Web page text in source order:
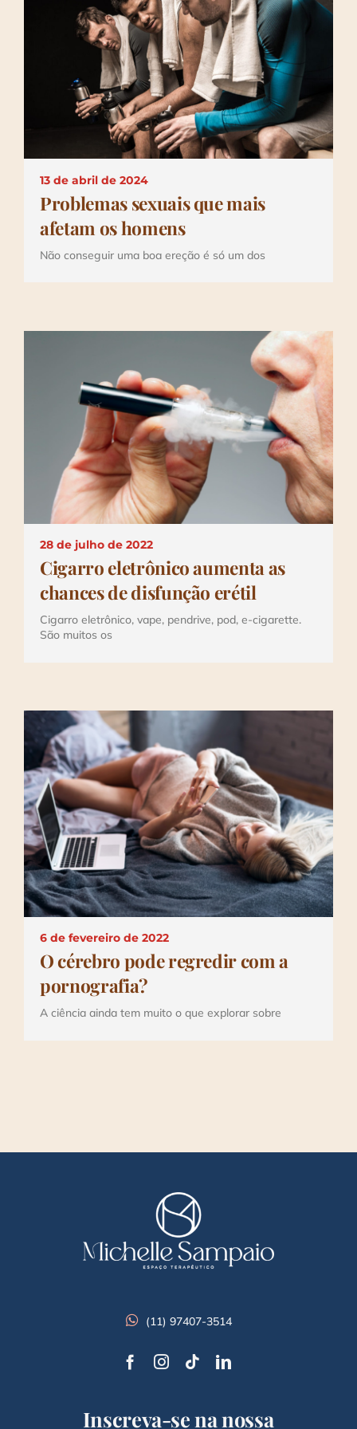
Depoimentos
13 de abril de 2024
Problemas sexuais que mais
afetam os homens
Não conseguir uma boa ereção é só um dos
28 de julho de 2022
Cigarro eletrônico aumenta as
chances de disfunção erétil
Cigarro eletrônico, vape, pendrive, pod, e-cigarette.
São muitos os
6 de fevereiro de 2022
O cérebro pode regredir com a
pornografia?
A ciência ainda tem muito o que explorar sobre
(11) 97407-3514
Inscreva-se na nossa